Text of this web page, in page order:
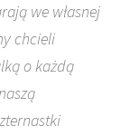
we własnej
chcieli
o każdą